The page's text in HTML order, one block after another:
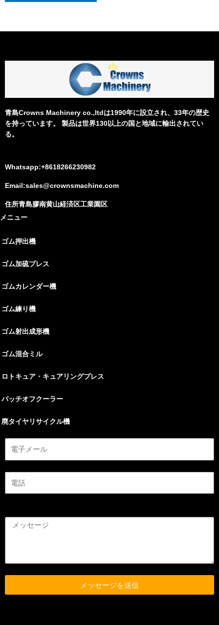
青島Crowns Machinery co.,ltdは1990年に設立され、33年の歴史
を持っています。 製品は世界130以上の国と地域に輸出されてい
る。
Whatsapp:+8618266230982
Email:sales@crownsmachine.com
住所青島膠南黄山経済区工業園区
メニュー
ゴム押出機
ゴム加硫プレス
ゴムカレンダー機
ゴム練り機
ゴム射出成形機
ゴム混合ミル
ロトキュア・キュアリングプレス
バッチオフクーラー
廃タイヤリサイクル機
メッセージを送信